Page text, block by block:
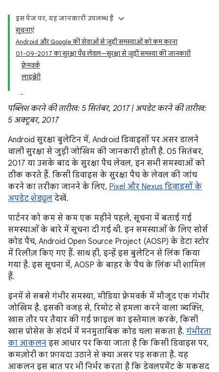
इस पेज पर, यह जानकारी उपलब्ध है
सूचनाएं
Android और Google की सेवाओं से जुड़ी समस्याओं को कम करना
01-09-2017 का सुरक्षा पैच लेवल—सुरक्षा से जुड़ी समस्या की जानकारी
फ़्रेमवर्क
लाइब्रेरी
पब्लिश करने की तारीख: 5 सितंबर, 2017 | अपडेट करने की तारीख:
5 अक्टूबर, 2017
Android सुरक्षा बुलेटिन में, Android डिवाइसों पर असर डालने
वाली सुरक्षा से जुड़ी जोखिम की जानकारी होती है. 05 सितंबर,
2017 या उसके बाद के सुरक्षा पैच लेवल, इन सभी समस्याओं को
ठीक करते हैं. किसी डिवाइस के सुरक्षा पैच के लेवल की जांच
करने का तरीका जानने के लिए, Pixel और Nexus डिवाइसों के
अपडेट शेड्यूल देखें.
पार्टनर को कम से कम एक महीने पहले, सूचना में बताई गई
समस्याओं के बारे में सूचना दी गई थी. इन समस्याओं के लिए सोर्स
कोड पैच, Android Open Source Project (AOSP) के डेटा स्टोर
में रिलीज़ किए गए हैं. साथ ही, इन्हें इस बुलेटिन से लिंक किया
गया है. इस सूचना में, AOSP के बाहर के पैच के लिंक भी शामिल
हैं.
इनमें से सबसे गंभीर समस्या, मीडिया फ़्रेमवर्क में मौजूद एक गंभीर
जोखिम है. इसकी वजह से, रिमोट से हमला करने वाला व्यक्ति,
खास तौर पर तैयार की गई फ़ाइल का इस्तेमाल करके, किसी
खास प्रोसेस के संदर्भ में मनमुताबिक कोड चला सकता है. गंभीरता
का आकलन इस आधार पर किया जाता है कि किसी डिवाइस पर,
कमज़ोरी का फ़ायदा उठाने से क्या असर पड़ सकता है. यह
आकलन इस बात पर भी निर्भर करता है कि डेवलपमेंट के मकसद